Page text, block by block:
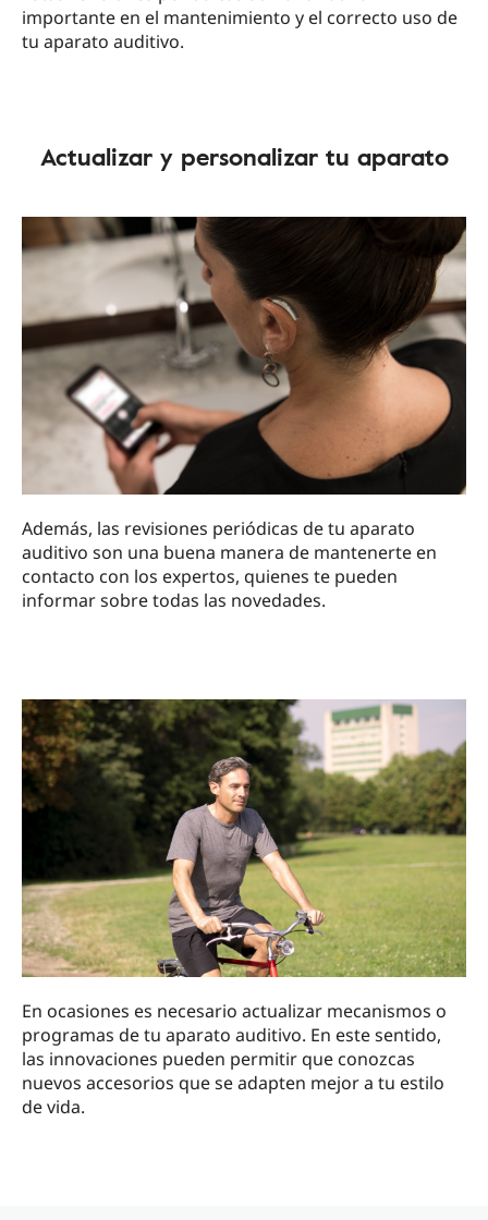
importante en el mantenimiento y el correcto uso de
tu aparato auditivo.
Actualizar y personalizar tu aparato
Además, las revisiones periódicas de tu aparato
auditivo son una buena manera de mantenerte en
contacto con los expertos, quienes te pueden
informar sobre todas las novedades.
En ocasiones es necesario actualizar mecanismos o
programas de tu aparato auditivo. En este sentido,
las innovaciones pueden permitir que conozcas
nuevos accesorios que se adapten mejor a tu estilo
de vida.